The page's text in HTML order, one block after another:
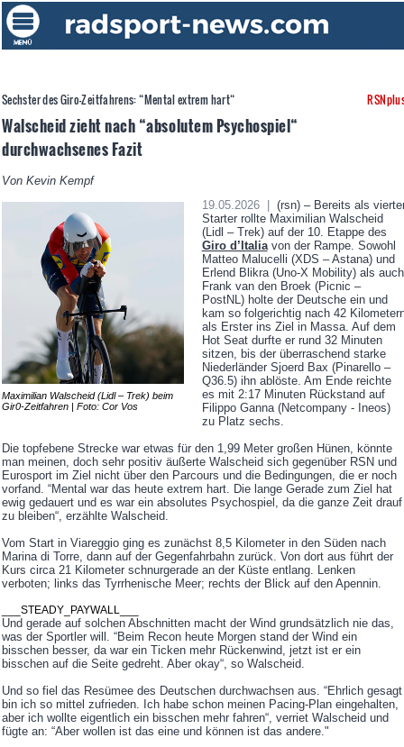
Sechster des Giro-Zeitfahrens: “Mental extrem hart“
Walscheid zieht nach “absolutem Psychospiel“
durchwachsenes Fazit
Von Kevin Kempf
Maximilian Walscheid (Lidl – Trek) beim
Gir0-Zeitfahren | Foto: Cor Vos
19.05.2026 |
(rsn) – Bereits als
Starter rollte Maximilian Walscheid
(Lidl – Trek) auf der 10. Etappe des
Giro d’Italiavon der Rampe. Sowohl
Matteo Malucelli (XDS – Astana) und
Erlend Blikra (Uno-X Mobility) als auch
Frank van den Broek (Picnic –
PostNL) holte der Deutsche ein und
kam so folgerichtig nach 42
als Erster ins Ziel in Massa. Auf dem
Hot Seat durfte er rund 32 Minuten
sitzen, bis der überraschend starke
Niederländer Sjoerd Bax (Pinarello –
Q36.5) ihn ablöste. Am Ende reichte
es mit 2:17 Minuten Rückstand auf
Filippo Ganna (Netcompany - Ineos)
zu Platz sechs.
Die topfebene Strecke war etwas für den 1,99 Meter großen Hünen, könnte
man meinen, doch sehr positiv äußerte Walscheid sich gegenüber RSN und
Eurosport im Ziel nicht über den Parcours und die Bedingungen, die er noch
vorfand. “Mental war das heute extrem hart. Die lange Gerade zum Ziel hat
ewig gedauert und es war ein absolutes Psychospiel, da die ganze Zeit drauf
zu bleiben“, erzählte Walscheid.
Vom Start in Viareggio ging es zunächst 8,5 Kilometer in den Süden nach
Marina di Torre, dann auf der Gegenfahrbahn zurück. Von dort aus führt der
Kurs circa 21 Kilometer schnurgerade an der Küste entlang. Lenken
verboten; links das Tyrrhenische Meer; rechts der Blick auf den Apennin.
___STEADY_PAYWALL___
Und gerade auf solchen Abschnitten macht der Wind grundsätzlich nie das,
was der Sportler will. “Beim Recon heute Morgen stand der Wind ein
bisschen besser, da war ein Ticken mehr Rückenwind, jetzt ist er ein
bisschen auf die Seite gedreht. Aber okay“, so Walscheid.
Und so fiel das Resümee des Deutschen durchwachsen aus. “Ehrlich gesagt
bin ich so mittel zufrieden. Ich habe schon meinen Pacing-Plan eingehalten,
aber ich wollte eigentlich ein bisschen mehr fahren“, verriet Walscheid und
fügte an: “Aber wollen ist das eine und können ist das andere."